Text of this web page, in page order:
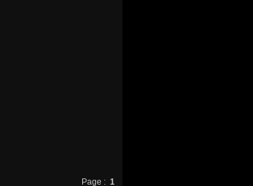
Page : 1